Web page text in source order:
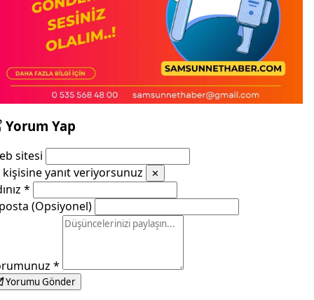
Yorum Yap
sitesi
kişisine yanıt veriyorsunuz
✕
*
(Opsiyonel)
*
Yorumu Gönder